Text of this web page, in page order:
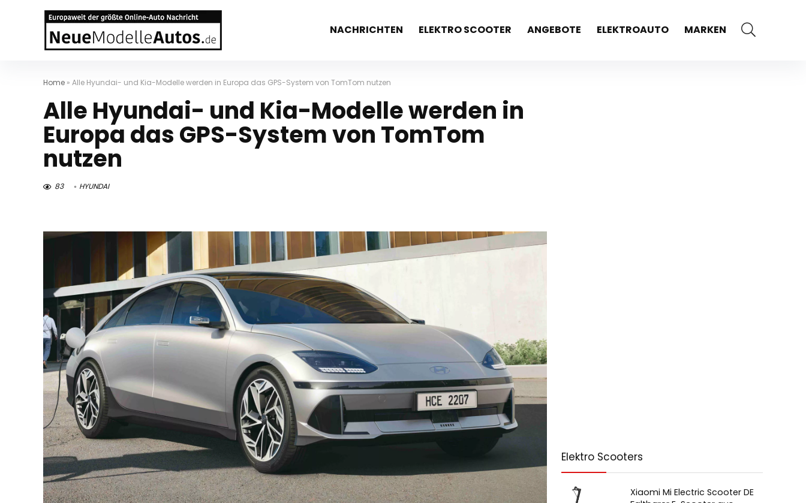
NACHRICHTEN ELEKTRO SCOOTER ANGEBOTE ELEKTROAUTO MARKEN
Home » Alle Hyundai- und Kia-Modelle werden in Europa das GPS-System von TomTom nutzen
Alle Hyundai- und Kia-Modelle werden in
Europa das GPS-System von TomTom
nutzen
83 HYUNDAI
Elektro Scooters
Xiaomi Mi Electric Scooter DE